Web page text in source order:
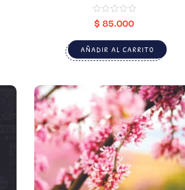
$85.000
AÑADIR AL CARRITO